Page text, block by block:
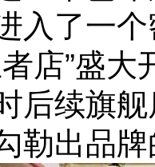
入了一
店”盛
后续旗
勒出品